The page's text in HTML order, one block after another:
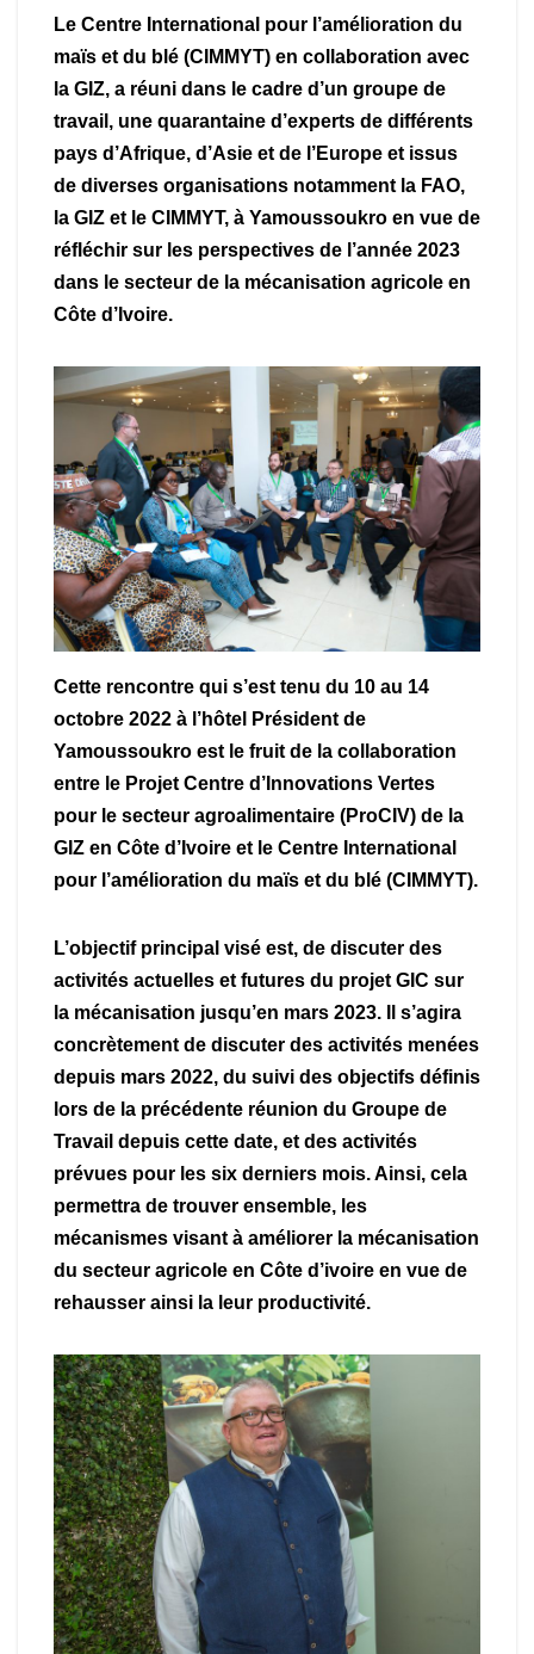
Le Centre International pour l’amélioration du
maïs et du blé (CIMMYT) en collaboration avec
la GIZ, a réuni dans le cadre d’un groupe de
travail, une quarantaine d’experts de différents
pays d’Afrique, d’Asie et de l’Europe et issus
de diverses organisations notamment la FAO,
la GIZ et le CIMMYT, à Yamoussoukro en vue de
réfléchir sur les perspectives de l’année 2023
dans le secteur de la mécanisation agricole en
Côte d’Ivoire.
Cette rencontre qui s’est tenu du 10 au 14
octobre 2022 à l’hôtel Président de
Yamoussoukro est le fruit de la collaboration
entre le Projet Centre d’Innovations Vertes
pour le secteur agroalimentaire (ProCIV) de la
GIZ en Côte d’Ivoire et le Centre International
pour l’amélioration du maïs et du blé (CIMMYT).
L’objectif principal visé est, de discuter des
activités actuelles et futures du projet GIC sur
la mécanisation jusqu’en mars 2023. Il s’agira
concrètement de discuter des activités menées
depuis mars 2022, du suivi des objectifs définis
lors de la précédente réunion du Groupe de
Travail depuis cette date, et des activités
prévues pour les six derniers mois. Ainsi, cela
permettra de trouver ensemble, les
mécanismes visant à améliorer la mécanisation
du secteur agricole en Côte d’ivoire en vue de
rehausser ainsi la leur productivité.